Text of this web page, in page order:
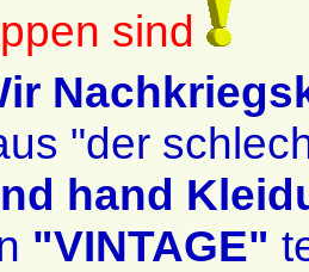
sind
"der
hand
"VINTAGE"